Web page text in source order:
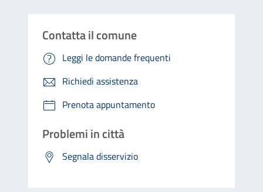
Contatta il comune
Leggi le domande frequenti
Richiedi assistenza
Prenota appuntamento
Problemi in città
Segnala disservizio